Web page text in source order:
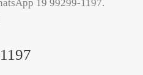
19 99299-1197.